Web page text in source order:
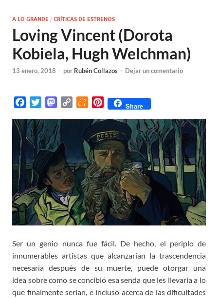
A LO GRANDE / CRÍTICAS DE ESTRENOS
Loving Vincent (Dorota
Kobiela, Hugh Welchman)
13 enero, 2018 - por Rubén Collazos - Dejar un comentario
c
e
o
o
k
i
t
t
e
M
s
t
o
o
n
i
n
k
M
n
e
a
m
e
P
t
e
r
e
s
t
Share
Ser un genio nunca fue fácil. De hecho, el periplo de
innumerables artistas que alcanzarían la trascendencia
necesaria después de su muerte, puede otorgar una
idea sobre como se concibió esa senda que les llevaría a lo
que finalmente serían, e incluso acerca de las dificultades